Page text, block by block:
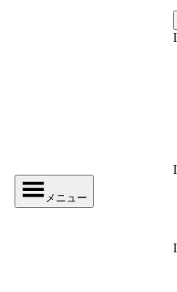
メニュー